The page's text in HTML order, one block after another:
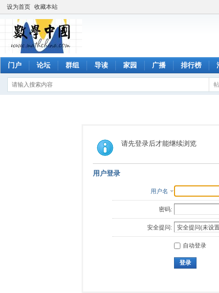
设为首页 收藏本站
门户 论坛 群组 导读 家园 广播 排行榜
请先登录后才能继续浏览
用户登录
用户名
密码:
安全提问:
自动登录
登录